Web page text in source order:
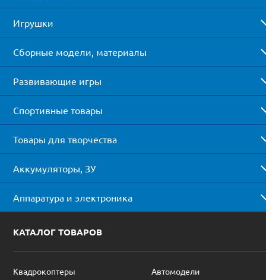
Игрушки
Сборные модели, материалы
Развивающие игры
Спортивные товары
Товары для творчества
Аккумуляторы, ЗУ
Аппаратура и электроника
КАТАЛОГ ТОВАРОВ
Квадрокоптеры
Автомодели